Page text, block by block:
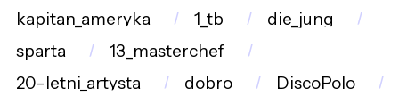
kapitan_ameryka
1_tb
die_jung
sparta
13_masterchef
20-letni_artysta
dobro
DiscoPolo